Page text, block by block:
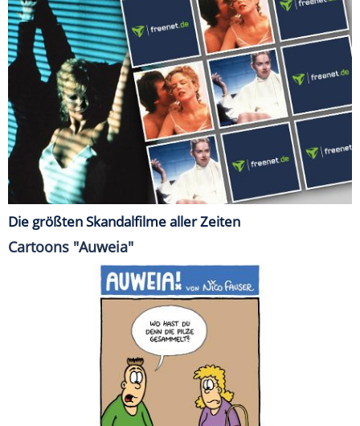
Die größten Skandalfilme aller Zeiten
Cartoons "Auweia"